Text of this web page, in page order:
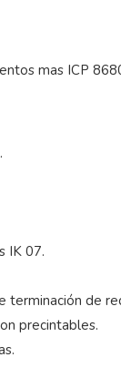
mas ICP
IK 07.
terminación de
precintables.